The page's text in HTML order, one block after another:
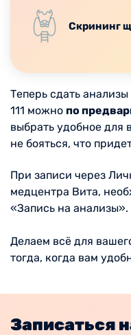
Скрининг
Теперь сдать
111 можно по
выбрать удобное для
не бояться, что
При записи через
медцентра Вита,
«Запись на анализы».
Делаем всё для
тогда, когда вам
Записаться